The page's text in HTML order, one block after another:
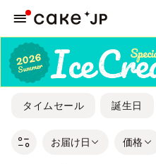
タイムセール 誕生日
お届け日 価格